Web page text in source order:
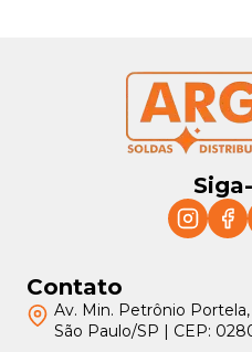
Contato
Av. Min. Petrônio Portela,
São Paulo/SP | CEP: